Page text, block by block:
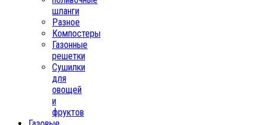
шланги
Разное
Компостеры
Газонные
решетки
Сушилки
для
овощей
и
фруктов